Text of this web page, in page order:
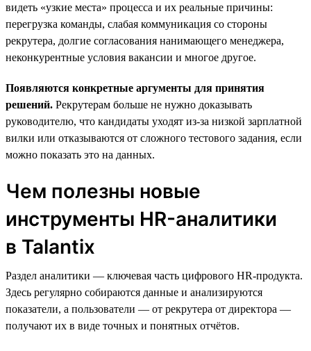
видеть «узкие места» процесса и их реальные причины:
перегрузка команды, слабая коммуникация со стороны
рекрутера, долгие согласования нанимающего менеджера,
неконкурентные условия вакансии и многое другое.
Появляются конкретные аргументы для принятия
решений. Рекрутерам больше не нужно доказывать
руководителю, что кандидаты уходят из-за низкой зарплатной
вилки или отказываются от сложного тестового задания, если
можно показать это на данных.
Чем полезны новые
инструменты HR-аналитики
в Talantix
Раздел аналитики — ключевая часть цифрового HR-продукта.
Здесь регулярно собираются данные и анализируются
показатели, а пользователи — от рекрутера от директора —
получают их в виде точных и понятных отчётов.